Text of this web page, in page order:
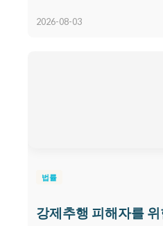
2026-08-03
법률
강제추행 피해자를